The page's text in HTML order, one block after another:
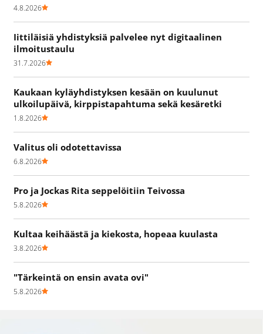
4.8.2026
Iittiläisiä yhdistyksiä palvelee nyt digitaalinen
ilmoitustaulu
31.7.2026
Kaukaan kyläyhdistyksen kesään on kuulunut
ulkoilupäivä, kirppistapahtuma sekä kesäretki
1.8.2026
Valitus oli odotettavissa
6.8.2026
Pro ja Jockas Rita seppelöitiin Teivossa
5.8.2026
Kultaa keihäästä ja kiekosta, hopeaa kuulasta
3.8.2026
"Tärkeintä on ensin avata ovi"
5.8.2026